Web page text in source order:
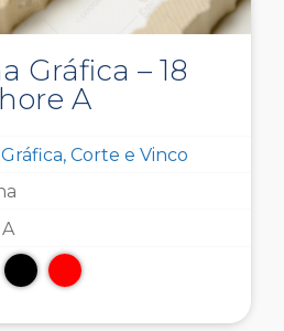
Gráfica – 18
A
Corte e Vinco